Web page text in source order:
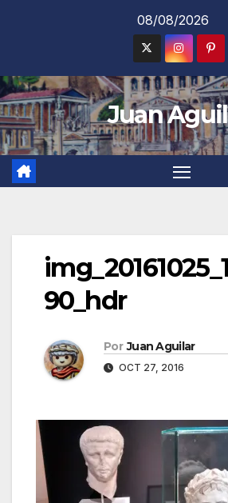
08/08/2026
Juan
90_hdr
Por Juan Aguilar
OCT 27, 2016